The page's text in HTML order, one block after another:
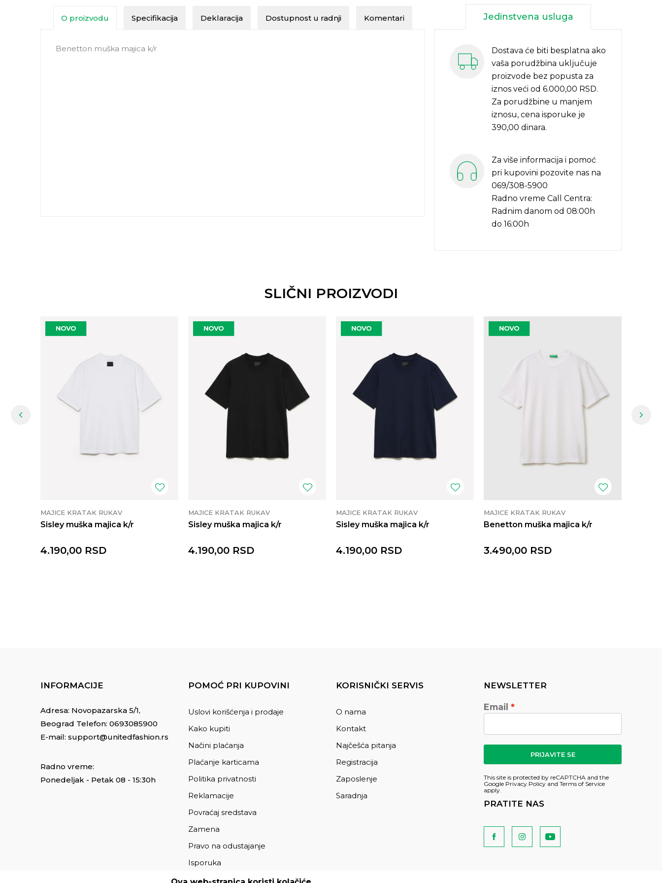
O proizvodu Specifikacija Deklaracija Dostupnost u radnji Komentari
Benetton muška majica k/r
Jedinstvena usluga
Dostava će biti besplatna ako
vaša porudžbina uključuje
proizvode bez popusta za
iznos veći od 6.000,00 RSD.
Za porudžbine u manjem
iznosu, cena isporuke je
390,00 dinara.
Za više informacija i pomoć
pri kupovini pozovite nas na
069/308-5900
Radno vreme Call Centra:
Radnim danom od 08:00h
do 16:00h
SLIČNI PROIZVODI
MAJICE KRATAK RUKAV
Sisley muška majica k/r
4.190,00 RSD
MAJICE KRATAK RUKAV
Sisley muška majica k/r
4.190,00 RSD
MAJICE KRATAK RUKAV
Sisley muška majica k/r
4.190,00 RSD
MAJICE KRATAK RUKAV
Benetton muška majica k/r
3.490,00 RSD
INFORMACIJE
Adresa: Novopazarska 5/1,
Beograd Telefon: 0693085900
E-mail: support@unitedfashion.rs
Radno vreme:
Ponedeljak - Petak 08 - 15:30h
POMOĆ PRI KUPOVINI
Uslovi korišćenja i prodaje
Kako kupiti
Načini plaćanja
Plaćanje karticama
Politika privatnosti
Reklamacije
Povraćaj sredstava
Zamena
Pravo na odustajanje
Isporuka
KORISNIČKI SERVIS
O nama
Kontakt
Najčešća pitanja
Registracija
Zaposlenje
Saradnja
NEWSLETTER
Email
PRIJAVITE SE
This site is protected by reCAPTCHA and the
Google Privacy Policy and Terms of Service
apply.
PRATITE NAS